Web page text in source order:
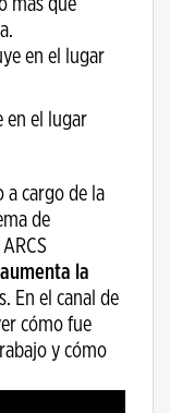
más que
en el lugar
a cargo de la
de
la
En el canal de
cómo fue
y cómo